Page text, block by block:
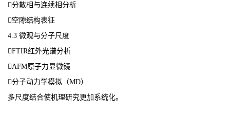
分散相与连续相分析
空隙结构表征
4.3 微观与分子尺度
FTIR红外光谱分析
AFM原子力显微镜
分子动力学模拟（MD）
多尺度结合使机理研究更加系统化。